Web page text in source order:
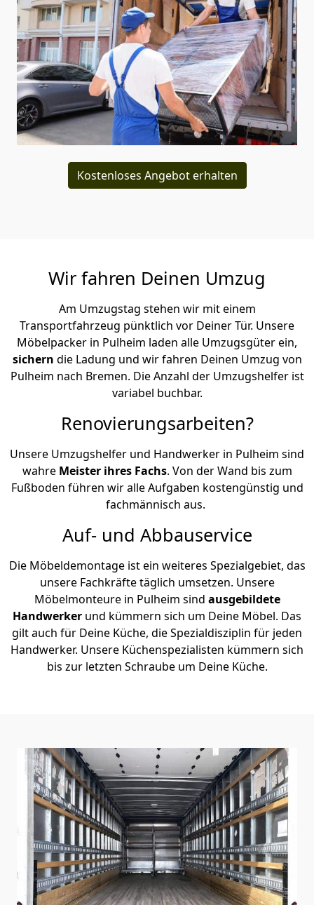
Kostenloses Angebot erhalten
Wir fahren Deinen Umzug
Am Umzugstag stehen wir mit einem
Transportfahrzeug pünktlich vor Deiner Tür. Unsere
Möbelpacker in Pulheim laden alle Umzugsgüter ein,
sichern die Ladung und wir fahren Deinen Umzug von
Pulheim nach Bremen. Die Anzahl der Umzugshelfer ist
variabel buchbar.
Renovierungsarbeiten?
Unsere Umzugshelfer und Handwerker in Pulheim sind
wahre Meister ihres Fachs. Von der Wand bis zum
Fußboden führen wir alle Aufgaben kostengünstig und
fachmännisch aus.
Auf- und Abbauservice
Die Möbeldemontage ist ein weiteres Spezialgebiet, das
unsere Fachkräfte täglich umsetzen. Unsere
Möbelmonteure in Pulheim sind ausgebildete
Handwerker und kümmern sich um Deine Möbel. Das
gilt auch für Deine Küche, die Spezialdisziplin für jeden
Handwerker. Unsere Küchenspezialisten kümmern sich
bis zur letzten Schraube um Deine Küche.